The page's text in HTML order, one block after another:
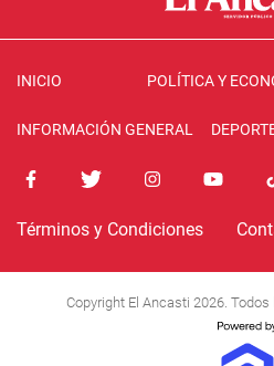
INICIO POLÍTICA Y
INFORMACIÓN GENERAL
Términos y Condiciones
Copyright El Ancasti 2026.